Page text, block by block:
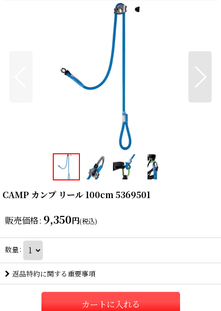
CAMP カンプ リール 100cm 5369501
販売価格: 9,350円(税込)
数量:
返品特約に関する重要事項
カートに入れる